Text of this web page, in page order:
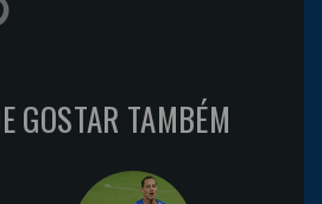
GOSTAR TAMBÉM